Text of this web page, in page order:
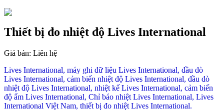
Thiết bị đo nhiệt độ Lives International
Giá bán: Liên hệ
Lives International, máy ghi dữ liệu Lives International, đầu dò
Lives International, cảm biến nhiệt độ Lives International, đầu dò
nhiệt độ Lives International, nhiệt kế Lives International, cảm biến
độ ẩm Lives International, Chỉ báo nhiệt Lives International, Lives
International Việt Nam, thiết bị đo nhiệt Lives International.